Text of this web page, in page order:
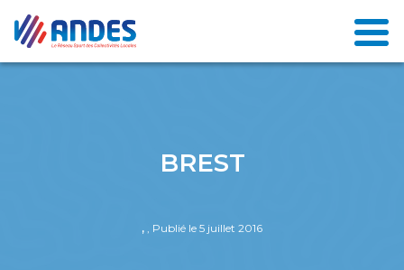
BREST
, , Publié le 5 juillet 2016